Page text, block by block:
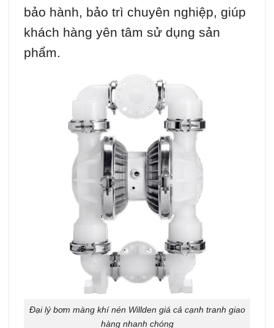
bảo hành, bảo trì chuyên nghiệp, giúp
khách hàng yên tâm sử dụng sản
phẩm.
Đại lý bơm màng khí nén Willden giá cả cạnh tranh giao
hàng nhanh chóng